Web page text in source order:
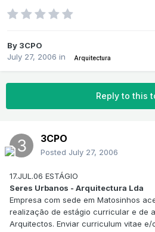
By 3CPO
July 27, 2006 in Arquitectura
Reply to this
3CPO
Posted July 27, 2006
17.JUL.06 ESTÁGIO
Seres Urbanos - Arquitectura Lda
Empresa com sede em Matosinhos
realização de estágio curricular e de
Arquitectos. Enviar curriculum vitae